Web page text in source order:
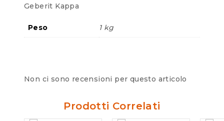
Geberit Kappa
Peso 1 kg
Non ci sono recensioni per questo articolo
Prodotti Correlati